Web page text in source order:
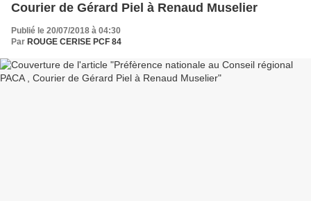
Courier de Gérard Piel à Renaud Muselier
Publié le 20/07/2018 à 04:30
Par ROUGE CERISE PCF 84